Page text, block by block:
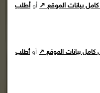
بيانات الموقع ↗ أوأطلب
بيانات الموقع ↗ أوأطلب